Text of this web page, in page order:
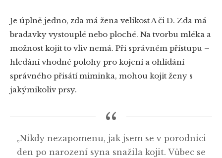
Je úplně jedno, zda má žena velikost A či D. Zda má
bradavky vystouplé nebo ploché. Na tvorbu mléka a
možnost kojit to vliv nemá. Při správném přístupu –
hledání vhodné polohy pro kojení a ohlídání
správného přisátí miminka, mohou kojit ženy s
jakýmikoliv prsy.
„Nikdy nezapomenu, jak jsem se v porodnici
den po narození syna snažila kojit. Vůbec se